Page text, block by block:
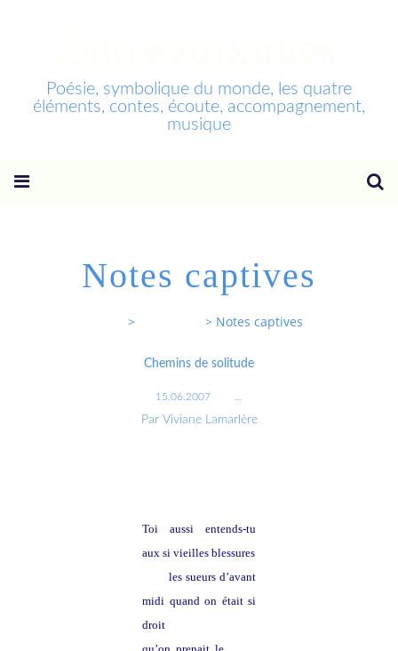
Poésie, symbolique du monde, les quatre
éléments, contes, écoute, accompagnement,
musique
Notes captives
> > Notes captives
Chemins de solitude
15.06.2007
Par Viviane Lamarlère
Toi aussi entends-tu
aux si vieilles blessures
les sueurs d’avant
midi quand on était si
droit